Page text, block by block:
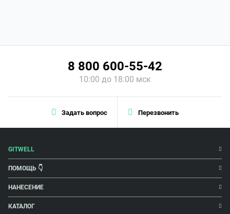
Задать вопрос Перезвонить
8 800 600-55-42
10:00 до 18:00 мск
GITWELL
ПОМОЩЬ 👇
НАНЕСЕНИЕ
КАТАЛОГ